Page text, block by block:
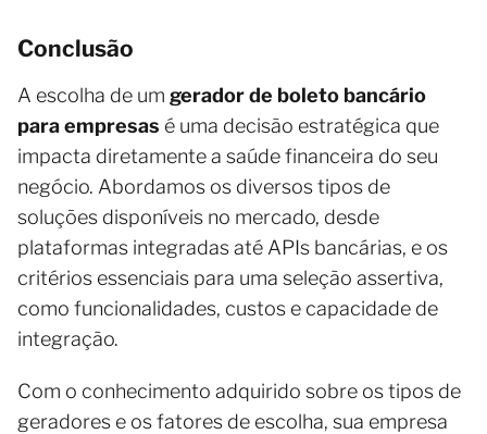
Conclusão
A escolha de um gerador de boleto bancário
para empresas é uma decisão estratégica que
impacta diretamente a saúde financeira do seu
negócio. Abordamos os diversos tipos de
soluções disponíveis no mercado, desde
plataformas integradas até APIs bancárias, e os
critérios essenciais para uma seleção assertiva,
como funcionalidades, custos e capacidade de
integração.
Com o conhecimento adquirido sobre os tipos de
geradores e os fatores de escolha, sua empresa